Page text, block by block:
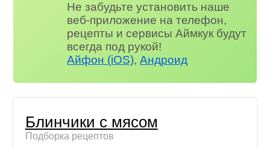
Не забудьте установить наше
веб-приложение на телефон,
рецепты и сервисы Аймкук будут
всегда под рукой!
Айфон (iOS),Андроид
Блинчики с мясом
Подборка рецептов